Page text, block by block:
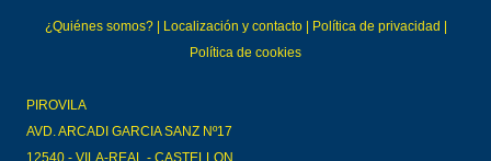
¿Quiénes somos?| Localización y contacto| Política de privacidad
Política de cookies
PIROVILA
AVD. ARCADI GARCIA SANZ Nº17